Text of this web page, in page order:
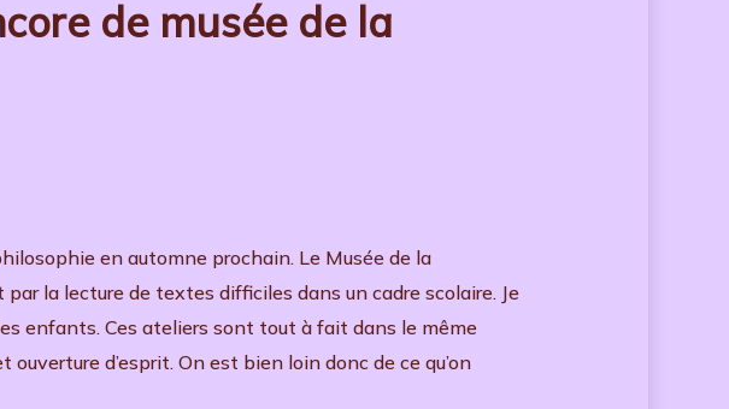
de musée de la
en automne prochain. Le Musée de la
la lecture de textes difficiles dans un cadre scolaire. Je
enfants. Ces ateliers sont tout à fait dans le même
d’esprit. On est bien loin donc de ce qu’on